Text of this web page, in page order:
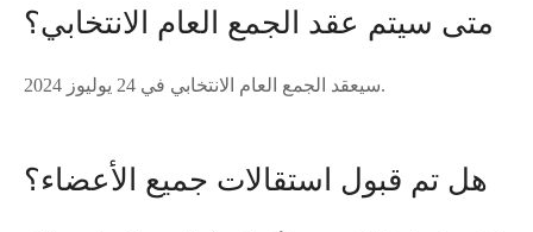
متى سيتم عقد الجمع العام الانتخابي؟
سيعقد الجمع العام الانتخابي في 24 يوليوز 2024.
هل تم قبول استقالات جميع الأعضاء؟